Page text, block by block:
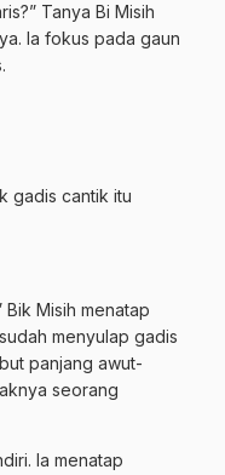
Tanya Bi Misih
Ia fokus pada gaun
gadis cantik itu
Bik Misih menatap
menyulap gadis
panjang awut-
seorang
Ia menatap